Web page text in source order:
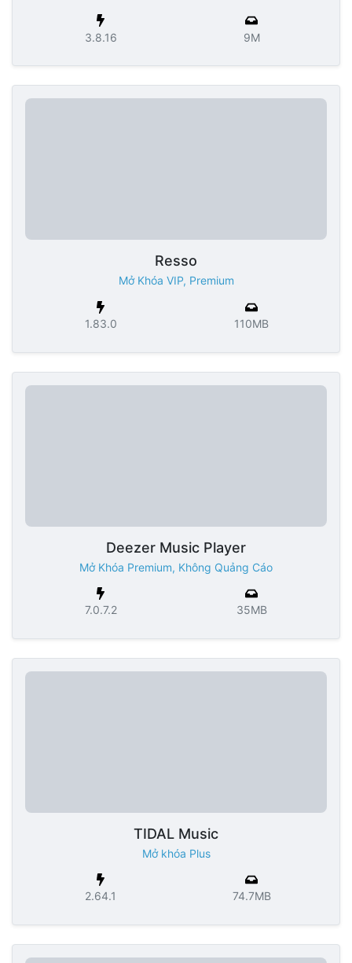
3.8.16 9M
Resso
Mở Khóa VIP, Premium
1.83.0 110MB
Deezer Music Player
Mở Khóa Premium, Không Quảng Cáo
7.0.7.2 35MB
TIDAL Music
Mở khóa Plus
2.64.1 74.7MB